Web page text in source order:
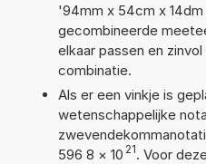
'94mm x 54cm x
gecombineerde
elkaar passen en
combinatie.
Als er een vinkje is
wetenschappelijke
596 8 × 10 21. Voor